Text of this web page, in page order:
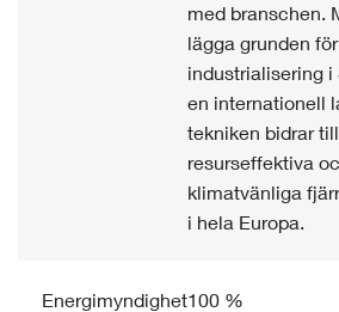
med branschen.
lägga grunden
industrialisering i
en internationell
tekniken bidrar
resurseffektiva
klimatvänliga
i hela Europa.
Energimyndighetens
100 %